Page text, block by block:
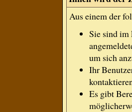
Aus einem der
Sie sind im
um sich
Ihr
Es gibt